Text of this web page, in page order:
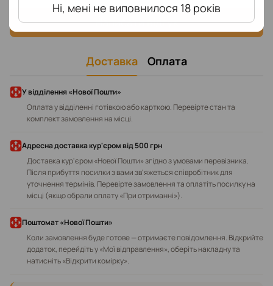
Ні, мені не виповнилося 18 років
Написати відгук
Доставка Оплата
У відділення «Нової Пошти»
Оплата у відділенні готівкою або карткою. Перевірте стан та
комплект замовлення на місці.
Адресна доставка кур'єром від 500 грн
Доставка кур'єром «Нової Пошти» згідно з умовами перевізника.
Після прибуття посилки з вами зв'яжеться співробітник для
уточнення термінів. Перевірте замовлення та оплатіть посилку на
місці (якщо обрали оплату «При отриманні»).
Поштомат «Нової Пошти»
Коли замовлення буде готове — отримаєте повідомлення. Відкрийте
додаток, перейдіть у «Мої відправлення», оберіть накладну та
натисніть «Відкрити комірку».